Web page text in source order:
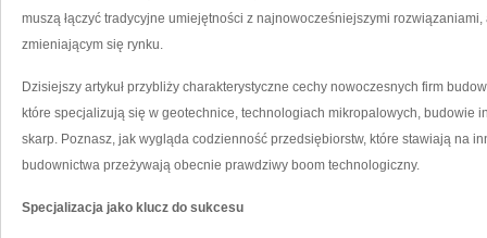
muszą łączyć tradycyjne umiejętności z najnowocześniejszymi
zmieniającym się rynku.
Dzisiejszy artykuł przybliży charakterystyczne cechy nowoczesnych firm
które specjalizują się w geotechnice, technologiach mikropalowych, budowie
skarp. Poznasz, jak wygląda codzienność przedsiębiorstw, które stawiają na
budownictwa przeżywają obecnie prawdziwy boom technologiczny.
Specjalizacja jako klucz do sukcesu